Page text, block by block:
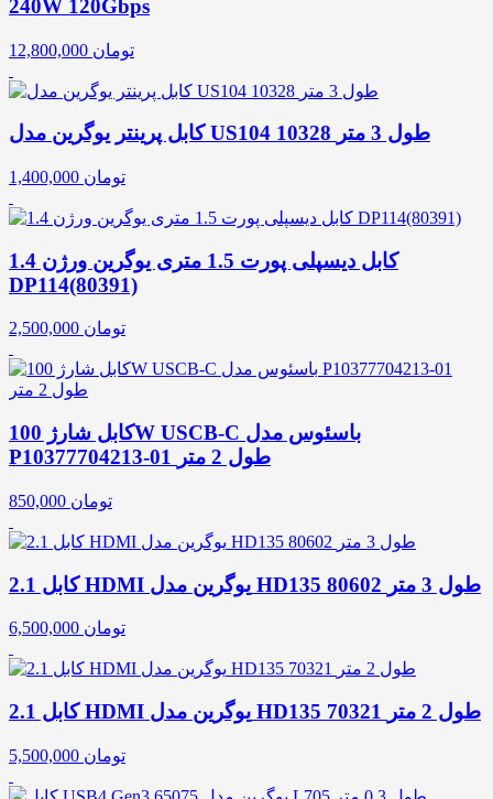
240W 120Gbps
12,800,000 تومان
کابل پرینتر یوگرین مدل US104 10328 طول 3 متر
1,400,000 تومان
کابل دیسپلی پورت 1.5 متری یوگرین ورژن 1.4
DP114(80391)
2,500,000 تومان
کابل شارژ 100W USCB-C باسئوس مدل
P10377704213-01 طول 2 متر
850,000 تومان
کابل 2.1 HDMI یوگرین مدل HD135 80602 طول 3 متر
6,500,000 تومان
کابل 2.1 HDMI یوگرین مدل HD135 70321 طول 2 متر
5,500,000 تومان